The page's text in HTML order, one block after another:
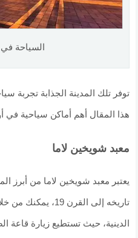
السياحة في
توفر تلك المدينة الجذابة تجربة
هذا المقال أهم أماكن سياحية في
معبد شويخين لاما
يعتبر معبد شويخين لاما من أبرز
تاريخه إلى القرن
الدينية، حيث تستطيع زيارة قاعة